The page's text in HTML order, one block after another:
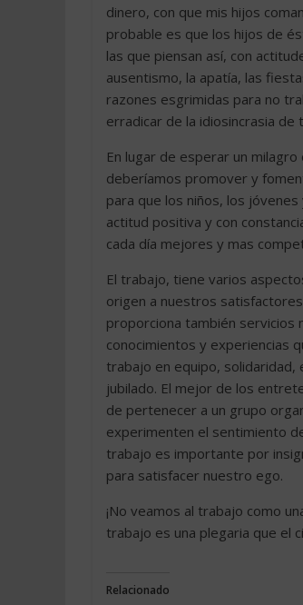
dinero, con que mis hijos
probable es que los hijos de
las que piensan así, con
ausentismo, la apatía, las
razones esgrimidas para no
erradicar de la idiosincrasia
En lugar de esperar un
deberíamos promover y
para que los niños, los
actitud positiva y con
cada día mejores y mas
El trabajo, tiene varios
origen a nuestros
proporciona también servicios
conocimientos y experiencias
trabajo en equipo, solidaridad,
jubilado. El mejor de los
de pertenecer a un grupo
experimenten el sentimiento
trabajo es importante por
para satisfacer nuestro ego.
¡No veamos al trabajo como
trabajo es una plegaria que el
Relacionado